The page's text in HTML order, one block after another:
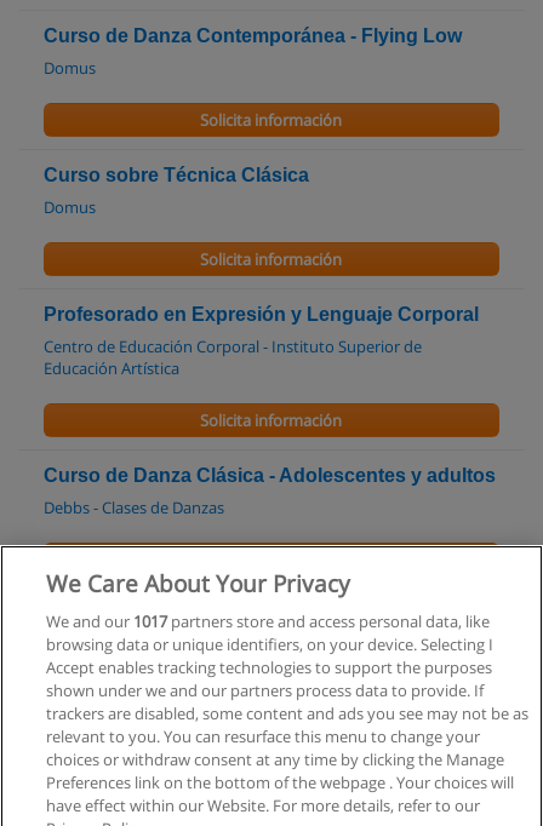
Curso de Danza Contemporánea - Flying Low
Domus
Solicita información
Curso sobre Técnica Clásica
Domus
Solicita información
Profesorado en Expresión y Lenguaje Corporal
Centro de Educación Corporal - Instituto Superior de
Educación Artística
Solicita información
Curso de Danza Clásica - Adolescentes y adultos
Debbs - Clases de Danzas
Curso - Clases de Danza para Niñas
Estudio de Danzas InDance
Solicita información
We Care About Your Privacy
We and our 1017partners store and access personal data, like
browsing data or unique identifiers, on your device. Selecting I
Accept enables tracking technologies to support the purposes
shown under we and our partners process data to provide. If
trackers are disabled, some content and ads you see may not be as
relevant to you. You can resurface this menu to change your
choices or withdraw consent at any time by clicking the Manage
Preferences link on the bottom of the webpage . Your choices will
have effect within our Website. For more details, refer to our